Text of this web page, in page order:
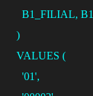
B1_FILIAL,
)
VALUES (
'01',